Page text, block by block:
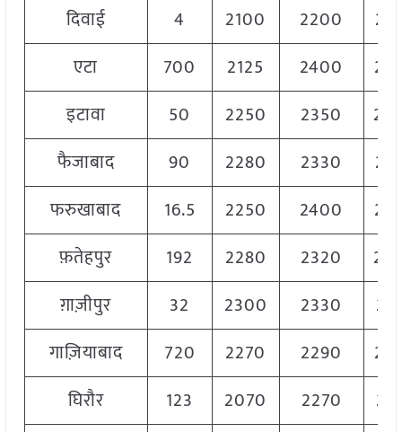
दिवाई
4 2100 2200
एटा
700 2125 2400
इटावा
50 2250 2350
फैजाबाद
90 2280 2330
फरुखाबाद
16.5 2250 2400
फ़तेहपुर
192 2280 2320
ग़ाज़ीपुर
32 2300 2330
गाज़ियाबाद
720 2270 2290
घिरौर
123 2070 2270